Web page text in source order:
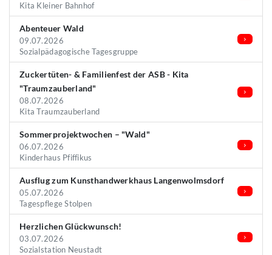
Kita Kleiner Bahnhof
Abenteuer Wald
09.07.2026
Sozialpädagogische Tagesgruppe
Zuckertüten- & Familienfest der ASB - Kita
"Traumzauberland"
08.07.2026
Kita Traumzauberland
Sommerprojektwochen – "Wald"
06.07.2026
Kinderhaus Pfiffikus
Ausflug zum Kunsthandwerkhaus Langenwolmsdorf
05.07.2026
Tagespflege Stolpen
Herzlichen Glückwunsch!
03.07.2026
Sozialstation Neustadt